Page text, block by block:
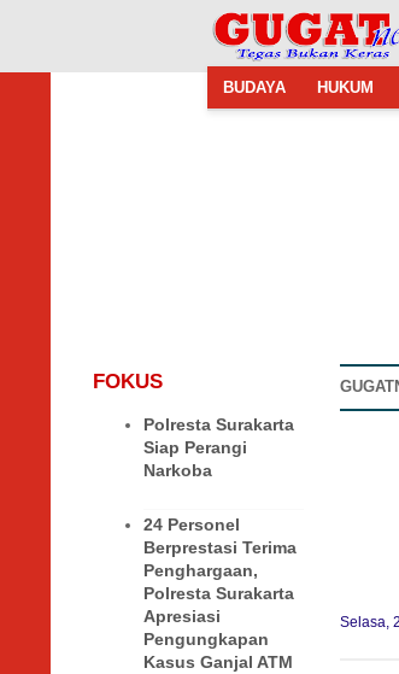
BUDAYA HUKUM
FOKUS
Polresta Surakarta
Siap Perangi
Narkoba
24 Personel
Berprestasi Terima
Penghargaan,
Polresta Surakarta
Apresiasi
Pengungkapan
Kasus Ganjal ATM
Selasa,